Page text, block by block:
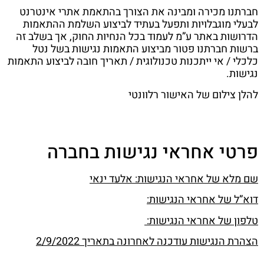
חברתנו מכירה ומבינה את הצורך בהתאמת אתרי אינטרנט
לבעלי מוגבלויות ותפעל בעתיד לביצוע השלמת ההתאמות
הדרושות באתר ע”מ לעמוד בכל הנחיות החוק, אך בשלב זה
ברשות חברתנו פטור מביצוע התאמות נגישות בשל נטל
כלכלי / אי ייתכנות טכנולוגית / תאריך חובה לביצוע התאמות
נגישות.
להלן צילום של האישור רלוונטי
פרטי אחראי נגישות בחברה
שם מלא של אחראי הנגישות: אלעד ינאי
דוא”ל של אחראי הנגישות:
טלפון של אחראי הנגישות:
הצהרת הנגישות עודכנה לאחרונה בתאריך2/9/2022